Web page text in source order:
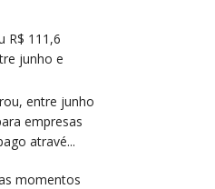
R$ 111,6
junho e
entre junho
empresas
atravé...
momentos